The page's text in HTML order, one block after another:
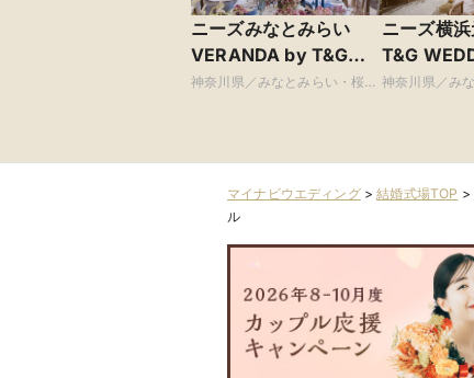
ニーズみなとみらい
VERANDA by T&G
WEDDING(旧 ベイサイ
神奈川県／みなとみらい・桜木
ニーズ横
T&G
手迎賓館
神奈川県／み
マイナビウエディング>結婚式場TOP >
ル